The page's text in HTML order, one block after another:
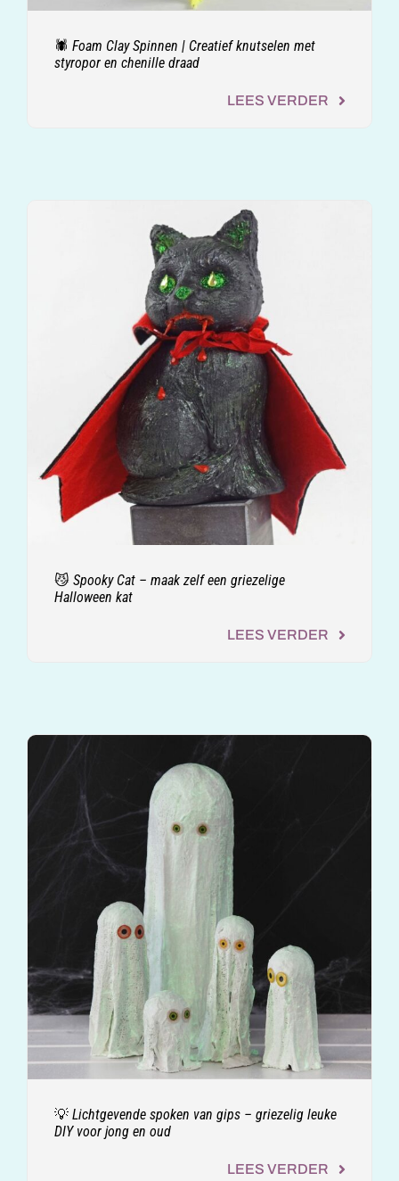
🕷️ Foam Clay Spinnen | Creatief knutselen met
styropor en chenille draad
LEES VERDER
😼 Spooky Cat – maak zelf een griezelige
Halloween kat
LEES VERDER
💡 Lichtgevende spoken van gips – griezelig leuke
DIY voor jong en oud
LEES VERDER